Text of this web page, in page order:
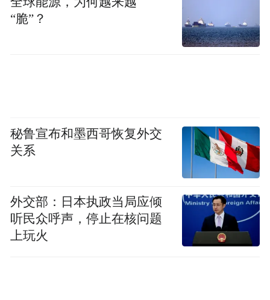
“脆”？
秘鲁宣布和墨西哥恢复外交
关系
外交部：日本执政当局应倾
听民众呼声，停止在核问题
上玩火